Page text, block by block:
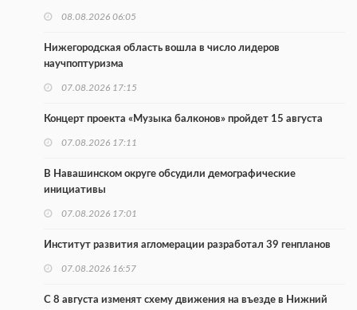
08.08.2026 06:05
Нижегородская область вошла в число лидеров
научпоптуризма
07.08.2026 17:15
Концерт проекта «Музыка балконов» пройдет 15 августа
07.08.2026 17:11
В Навашинском округе обсудили демографические
инициативы
07.08.2026 17:01
Институт развития агломерации разработал 39 генпланов
07.08.2026 16:57
С 8 августа изменят схему движения на въезде в Нижний